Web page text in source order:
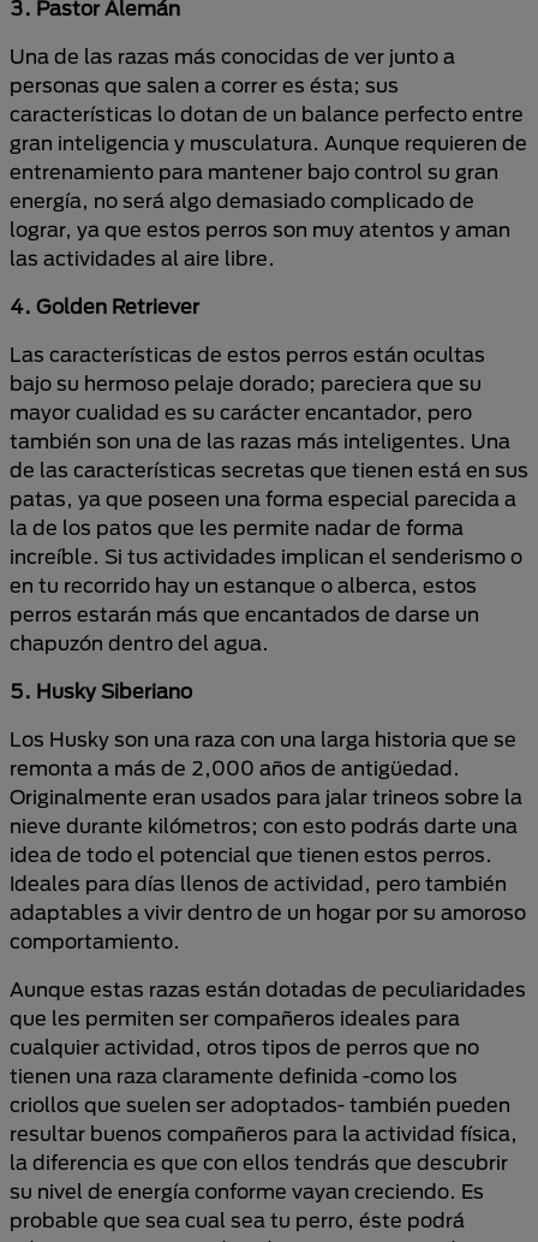
3. Pastor Alemán
Una de las razas más conocidas de ver junto a
personas que salen a correr es ésta; sus
características lo dotan de un balance perfecto entre
gran inteligencia y musculatura. Aunque requieren de
entrenamiento para mantener bajo control su gran
energía, no será algo demasiado complicado de
lograr, ya que estos perros son muy atentos y aman
las actividades al aire libre.
4. Golden Retriever
Las características de estos perros están ocultas
bajo su hermoso pelaje dorado; pareciera que su
mayor cualidad es su carácter encantador, pero
también son una de las razas más inteligentes. Una
de las características secretas que tienen está en sus
patas, ya que poseen una forma especial parecida a
la de los patos que les permite nadar de forma
increíble. Si tus actividades implican el senderismo o
en tu recorrido hay un estanque o alberca, estos
perros estarán más que encantados de darse un
chapuzón dentro del agua.
5. Husky Siberiano
Los Husky son una raza con una larga historia que se
remonta a más de 2,000 años de antigüedad.
Originalmente eran usados para jalar trineos sobre la
nieve durante kilómetros; con esto podrás darte una
idea de todo el potencial que tienen estos perros.
Ideales para días llenos de actividad, pero también
adaptables a vivir dentro de un hogar por su amoroso
comportamiento.
Aunque estas razas están dotadas de peculiaridades
que les permiten ser compañeros ideales para
cualquier actividad, otros tipos de perros que no
tienen una raza claramente definida -como los
criollos que suelen ser adoptados- también pueden
resultar buenos compañeros para la actividad física,
la diferencia es que con ellos tendrás que descubrir
su nivel de energía conforme vayan creciendo. Es
probable que sea cual sea tu perro, éste podrá